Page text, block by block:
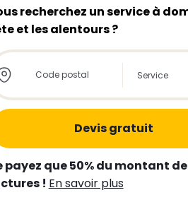
le
enfant
recherchez un service à
et les alentours ?
locator global -
payez que 50% du montant
! En savoir plus